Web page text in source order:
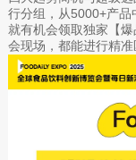
行分组，从5000+产品
就有机会领取独家【
会现场，都能进行精准